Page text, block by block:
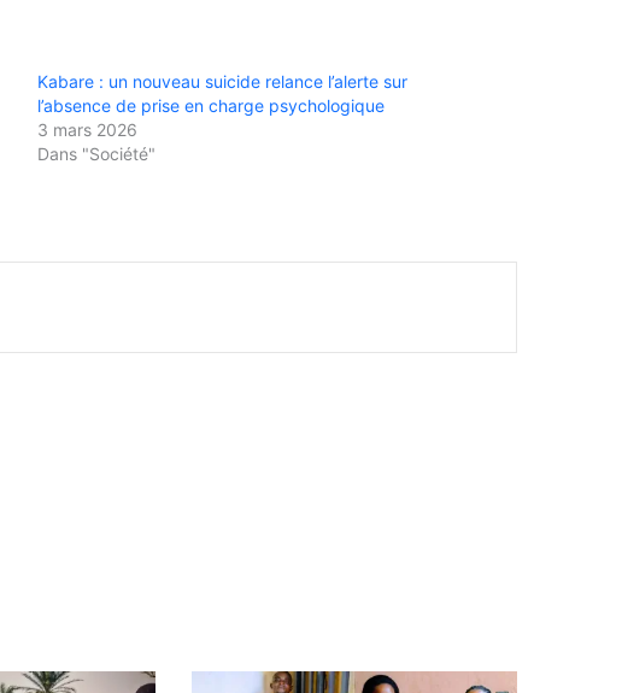
Kabare : un nouveau suicide relance l’alerte sur
l’absence de prise en charge psychologique
3 mars 2026
Dans "Société"